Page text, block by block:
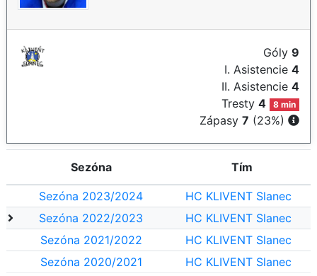
Góly 9
I. Asistencie 4
II. Asistencie 4
Tresty4 8 min
Zápasy 7 (23%)
Sezóna Tím
Sezóna 2023/2024
HC KLIVENT Slanec
Sezóna 2022/2023
HC KLIVENT Slanec
Sezóna 2021/2022
HC KLIVENT Slanec
Sezóna 2020/2021
HC KLIVENT Slanec